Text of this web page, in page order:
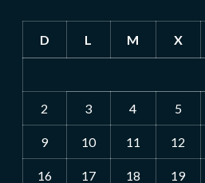
D L M X
2 3 4 5
9 10 11 12
16 17 18 19